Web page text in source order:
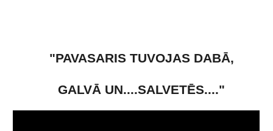
"PAVASARIS TUVOJAS DABĀ,
GALVĀ UN....SALVETĒS...."